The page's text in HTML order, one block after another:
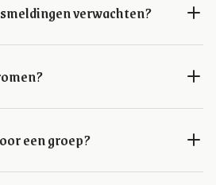
verwachten?
een groep?